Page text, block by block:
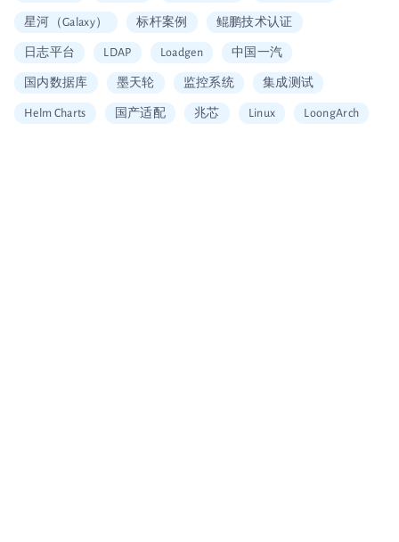
星河（Galaxy） 标杆案例 鲲鹏技术认证
日志平台 LDAP Loadgen 中国一汽
国内数据库 墨天轮 监控系统 集成测试
Helm Charts 国产适配 兆芯 Linux LoongArch